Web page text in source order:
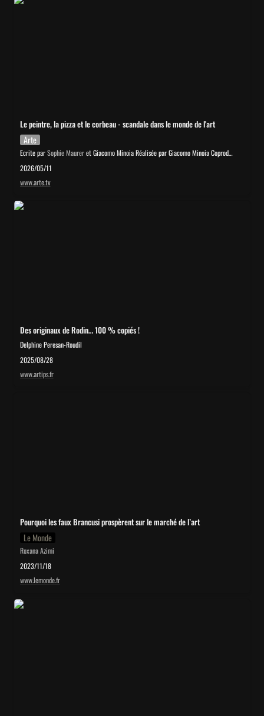
Le peintre, la pizza et le corbeau - scandale dans le monde de l'art
Arte
Ecrite parSophie Maureret Giacomo Minoia Réalisée par Giacomo Minoia Coproduction : ARTE France, APC STORIES
2026/05/11
www.arte.tv
Des originaux de Rodin… 100 % copiés !
Des originaux de Rodin… 100 % copiés !
Delphine Peresan-Roudil
2025/08/28
www.artips.fr
Pourquoi les faux Brancusi prospèrent sur le marché de l’art
Le Monde
Roxana Azimi
2023/11/18
www.lemonde.fr
Comment authentifier une œuvre d’art ?